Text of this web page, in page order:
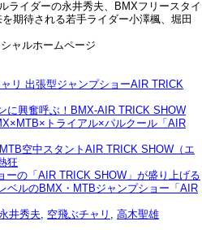
ライダーの永井秀夫、BMXフリースタイ
期待される若手ライダー小澤楓、堀田
ャルホームページ
リ 出張型ジャンプショーAIR TRICK
に興奮呼ぶ！BMX-AIR TRICK SHOW
トライアル×パルクール「AIR
空中スタントAIR TRICK SHOW（エ
狂
ーの「AIR TRICK SHOW」が盛り上げる
ベルのBMX・MTBジャンプショー「AIR
井秀夫 空飛ぶチャリ 高木聖雄